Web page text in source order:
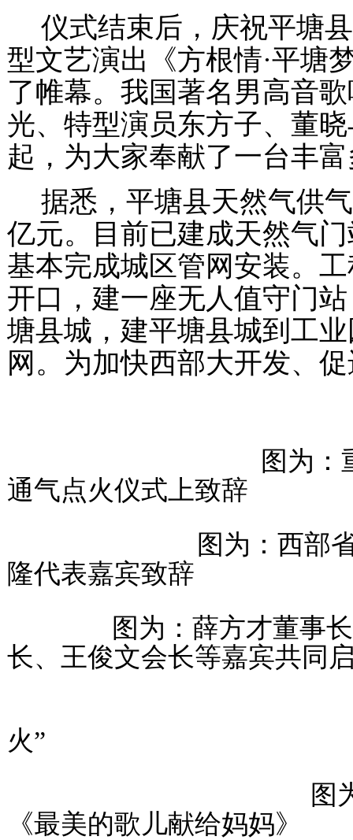
仪式结束后，庆祝平塘
型文艺演出《方根情·平塘
了帷幕。我国著名男高音
光、特型演员东方子、董
起，为大家奉献了一台丰
据悉，平塘县天然气供
亿元。目前已建成天然气
基本完成城区管网安装。
开口，建一座无人值守门
塘县城，建平塘县城到工
网。为加快西部大开发、
图为：重庆方根
通气点火仪式上致辞
图为：西部省情研
隆代表嘉宾致辞
图为：薛方才董事长
长、王俊文会长等嘉宾共同
火”
图为：著名歌
《最美的歌儿献给妈妈》